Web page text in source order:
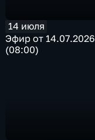
14 июля
Эфир от 14.07.2026
(08:00)